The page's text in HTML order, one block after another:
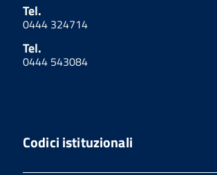
Tel.
0444 324714
Tel.
0444 543084
Codici istituzionali